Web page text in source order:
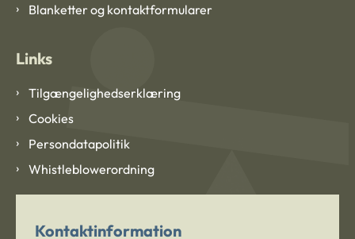
Blanketter og kontaktformularer
Links
Tilgængelighedserklæring
Cookies
Persondatapolitik
Whistleblowerordning
Kontaktinformation